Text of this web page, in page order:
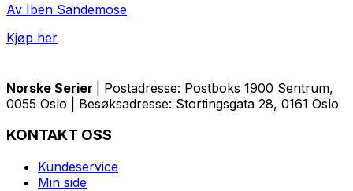
Av Iben Sandemose
Kjøp her
Norske Serier
| Postadresse: Postboks 1900 Sentrum,
0055 Oslo | Besøksadresse: Stortingsgata 28, 0161 Oslo
KONTAKT OSS
Kundeservice
Min side